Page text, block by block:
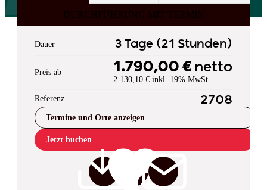
DURCHFÜHRUNG MIT TERMIN
Dauer 3 Tage (21 Stunden)
Preis ab 1.790,00 € netto
2.130,10 € inkl. 19% MwSt.
Referenz 2708
Termine und Orte anzeigen
Jetzt buchen